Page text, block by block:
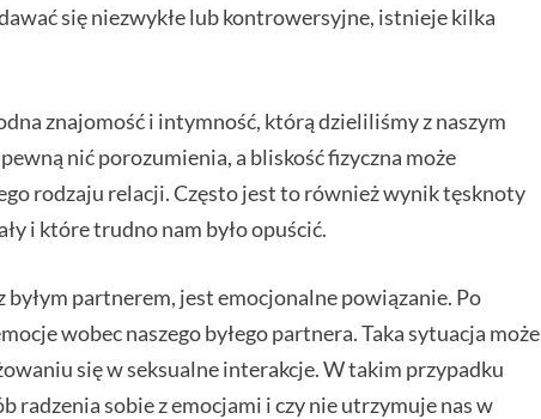
się niezwykłe lub kontrowersyjne, istnieje kilka
znajomość i intymność, którą dzieliliśmy z naszym
nić porozumienia, a bliskość fizyczna może
rodzaju relacji. Często jest to również wynik tęsknoty
i które trudno nam było opuścić.
partnerem, jest emocjonalne powiązanie. Po
wobec naszego byłego partnera. Taka sytuacja może
się w seksualne interakcje. W takim przypadku
radzenia sobie z emocjami i czy nie utrzymuje nas w